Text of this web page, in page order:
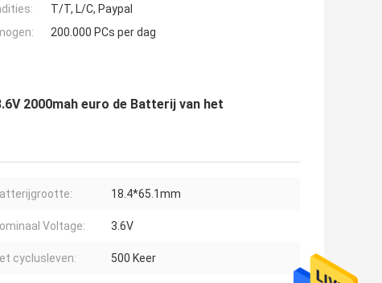
T/T, L/C, Paypal
200.000 PCs per dag
2000mah euro de Batterij van het
18.4*65.1mm
Voltage: 3.6V
cyclusleven: 500 Keer